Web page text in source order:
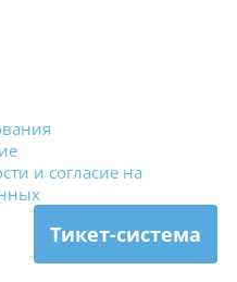
и согласие на
Тикет-система